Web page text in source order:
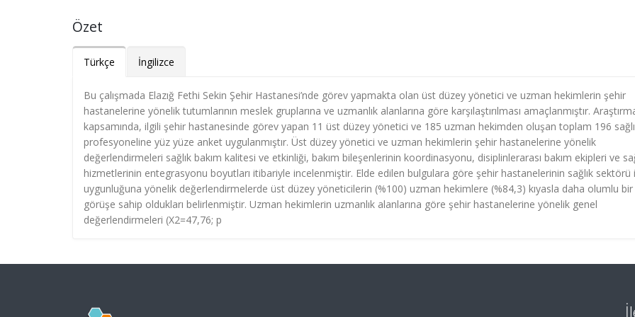
Özet
Türkçe İngilizce
Bu çalışmada Elazığ Fethi Sekin Şehir Hastanesi’nde görev yapmakta olan üst düzey yönetici ve uzman hekimlerin şehir
hastanelerine yönelik tutumlarının meslek gruplarına ve uzmanlık alanlarına göre karşılaştırılması amaçlanmıştır.
kapsamında, ilgili şehir hastanesinde görev yapan 11 üst düzey yönetici ve 185 uzman hekimden oluşan toplam 196
profesyoneline yüz yüze anket uygulanmıştır. Üst düzey yönetici ve uzman hekimlerin şehir hastanelerine yönelik
değerlendirmeleri sağlık bakım kalitesi ve etkinliği, bakım bileşenlerinin koordinasyonu, disiplinlerarası bakım ekipleri ve
hizmetlerinin entegrasyonu boyutları itibariyle incelenmiştir. Elde edilen bulgulara göre şehir hastanelerinin sağlık sektörü
uygunluğuna yönelik değerlendirmelerde üst düzey yöneticilerin (%100) uzman hekimlere (%84,3) kıyasla daha olumlu bir
görüşe sahip oldukları belirlenmiştir. Uzman hekimlerin uzmanlık alanlarına göre şehir hastanelerine yönelik genel
değerlendirmeleri (X2=47,76; p